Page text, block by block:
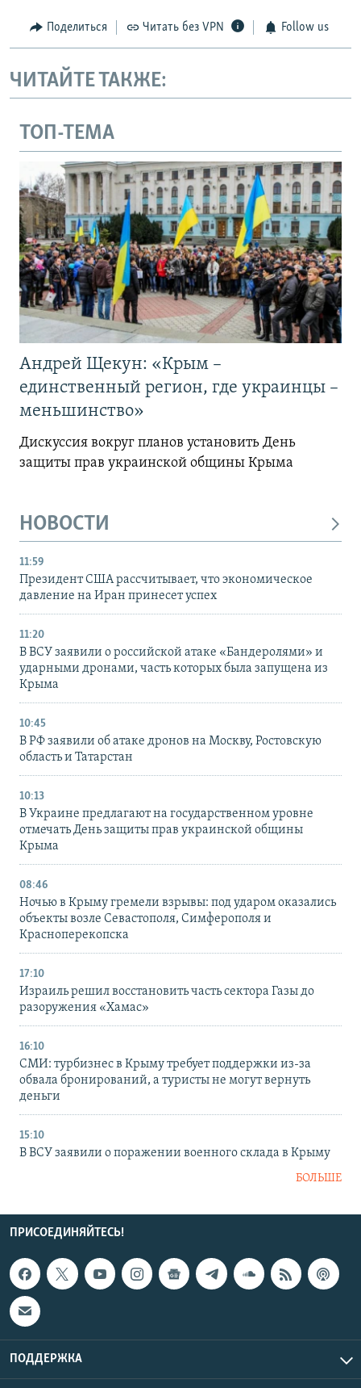
Поделиться Читать без VPN Follow us
ЧИТАЙТЕ ТАКЖЕ:
ТОП-ТЕМА
Андрей Щекун: «Крым –
единственный регион, где украинцы –
меньшинство»
Дискуссия вокруг планов установить День
защиты прав украинской общины Крыма
НОВОСТИ
11:59
Президент США рассчитывает, что экономическое
давление на Иран принесет успех
11:20
В ВСУ заявили о российской атаке «Бандеролями» и
ударными дронами, часть которых была запущена из
Крыма
10:45
В РФ заявили об атаке дронов на Москву, Ростовскую
область и Татарстан
10:13
В Украине предлагают на государственном уровне
отмечать День защиты прав украинской общины
Крыма
08:46
Ночью в Крыму гремели взрывы: под ударом оказались
объекты возле Севастополя, Симферополя и
Красноперекопска
17:10
Израиль решил восстановить часть сектора Газы до
разоружения «Хамас»
16:10
СМИ: турбизнес в Крыму требует поддержки из-за
обвала бронирований, а туристы не могут вернуть
деньги
15:10
В ВСУ заявили о поражении военного склада в Крыму
БОЛЬШЕ
ПРИСОЕДИНЯЙТЕСЬ!
ПОДДЕРЖКА